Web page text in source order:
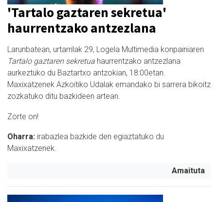
'Tartalo gaztaren sekretua'
haurrentzako antzezlana
Larunbatean, urtarrilak 29, Logela Multimedia konpainiaren
Tartalo gaztaren sekretua haurrentzako antzezlana
aurkeztuko du Baztartxo antzokian, 18:00etan.
Maxixatzenek Azkoitiko Udalak emandako bi sarrera bikoitz
zozkatuko ditu bazkideen artean.
Zorte on!
Oharra: irabazlea bazkide den egiaztatuko du
Maxixatzenek.
Amaituta